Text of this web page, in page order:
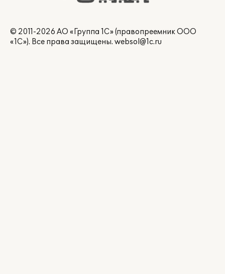
© 2011-2026 АО «Группа 1С» (правопреемник ООО
«1С»). Все права защищены. websol@1c.ru